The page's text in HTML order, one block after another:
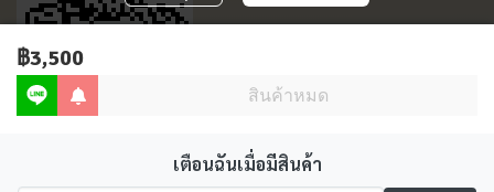
฿3,500
สินค้าหมด
เตือนฉันเมื่อมีสินค้า